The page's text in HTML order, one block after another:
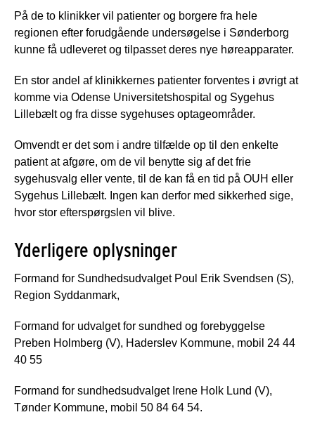
På de to klinikker vil patienter og borgere fra hele
regionen efter forudgående undersøgelse i Sønderborg
kunne få udleveret og tilpasset deres nye høreapparater.
En stor andel af klinikkernes patienter forventes i øvrigt at
komme via Odense Universitetshospital og Sygehus
Lillebælt og fra disse sygehuses optageområder.
Omvendt er det som i andre tilfælde op til den enkelte
patient at afgøre, om de vil benytte sig af det frie
sygehusvalg eller vente, til de kan få en tid på OUH eller
Sygehus Lillebælt. Ingen kan derfor med sikkerhed sige,
hvor stor efterspørgslen vil blive.
Yderligere oplysninger
Formand for Sundhedsudvalget Poul Erik Svendsen (S),
Region Syddanmark,
Formand for udvalget for sundhed og forebyggelse
Preben Holmberg (V), Haderslev Kommune, mobil 24 44
40 55
Formand for sundhedsudvalget Irene Holk Lund (V),
Tønder Kommune, mobil 50 84 64 54.